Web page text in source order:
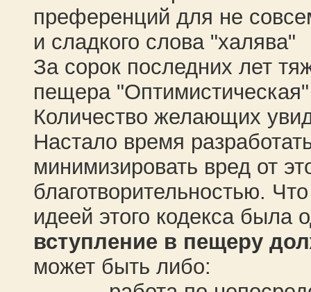
преференций для не
и сладкого слова "халява"
За сорок последних лет
пещера
Количество желающих
Настало время
минимизировать вред от
благотворительностью.
идеей этого кодекса
вступление в пещеру
может быть либо: